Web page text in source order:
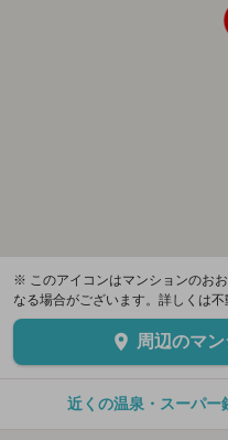
※ このアイコンはマンションのお
なる場合がございます。詳しくは
周辺のマ
近くの温泉・スーパー